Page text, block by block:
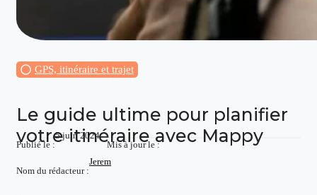
GPS, itinéraire et trajet
Le guide ultime pour planifier
votre itinéraire avec Mappy
Publié le :
5 juin 2024
Mis à jour le :
Nom du rédacteur :
Jerem